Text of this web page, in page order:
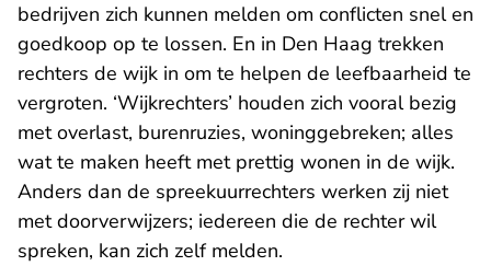
bedrijven zich kunnen melden om conflicten snel en
goedkoop op te lossen. En in Den Haag trekken
rechters de wijk in om te helpen de leefbaarheid te
vergroten. ‘Wijkrechters’ houden zich vooral bezig
met overlast, burenruzies, woninggebreken; alles
wat te maken heeft met prettig wonen in de wijk.
Anders dan de spreekuurrechters werken zij niet
met doorverwijzers; iedereen die de rechter wil
spreken, kan zich zelf melden.